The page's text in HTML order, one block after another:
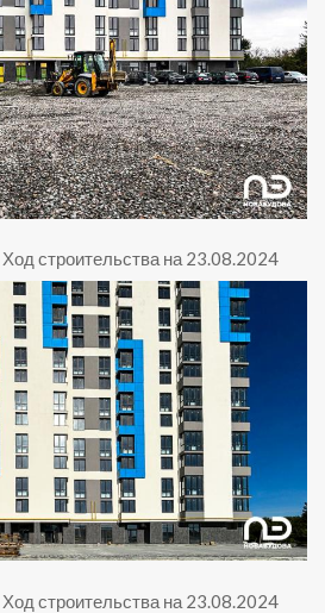
Ход строительства на 23.08.2024
Ход строительства на 23.08.2024